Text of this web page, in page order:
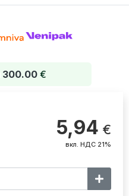
300.00 €
5,94 €
вкл. НДС 21%